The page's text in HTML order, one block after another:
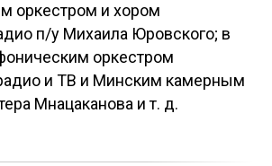
оркестром и хором
п/у Михаила Юровского; в
оркестром
и ТВ и Минским камерным
Мнацаканова и т. д.